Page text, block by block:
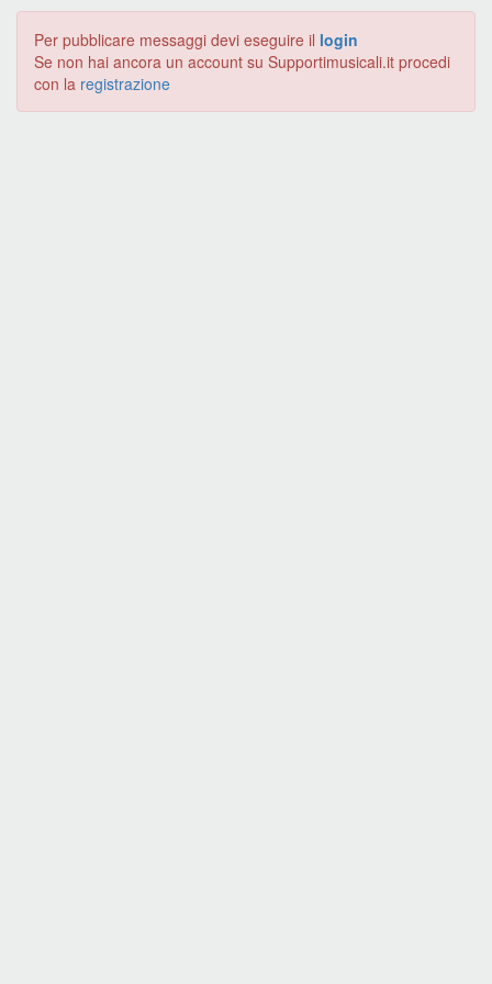
Per pubblicare messaggi devi eseguire il login
Se non hai ancora un account su Supportimusicali.it procedi
con la registrazione